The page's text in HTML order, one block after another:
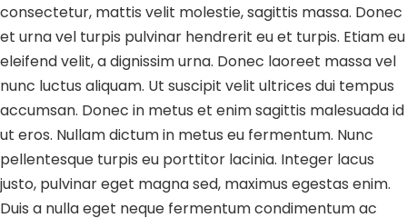
consectetur, mattis velit molestie, sagittis massa. Donec
et urna vel turpis pulvinar hendrerit eu et turpis. Etiam eu
eleifend velit, a dignissim urna. Donec laoreet massa vel
nunc luctus aliquam. Ut suscipit velit ultrices dui tempus
accumsan. Donec in metus et enim sagittis malesuada id
ut eros. Nullam dictum in metus eu fermentum. Nunc
pellentesque turpis eu porttitor lacinia. Integer lacus
justo, pulvinar eget magna sed, maximus egestas enim.
Duis a nulla eget neque fermentum condimentum ac